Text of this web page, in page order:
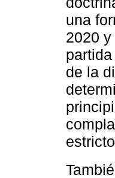
una
2020
de la